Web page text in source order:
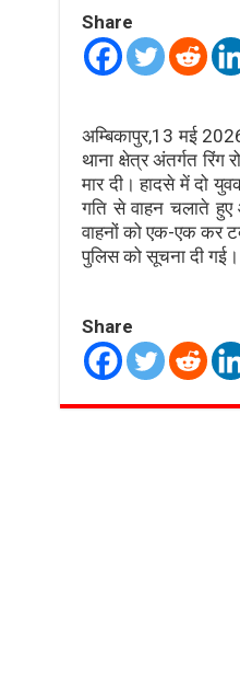
Share
अम्बिकापुर,13 मई
थाना क्षेत्र अंतर्गत
मार दी। हादसे में दो
गति से वाहन चलाते
वाहनों को एक-एक कर
पुलिस को सूचना दी गई।
Share